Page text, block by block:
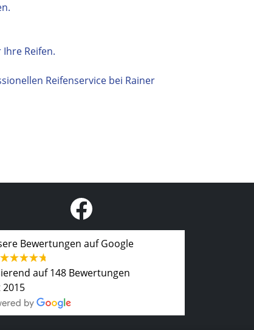
Reifen.
Reifenservice bei Rainer
Bewertungen auf Google
auf 148 Bewertungen
2015